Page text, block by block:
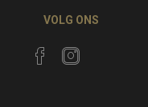
VOLG ONS